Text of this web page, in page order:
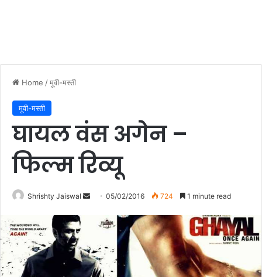
Home /मूवी-मस्ती
मूवी-मस्ती
घायल वंस अगेन –
फिल्म रिव्यू
Shrishty Jaiswal
a
n
05/02/2016 724 1 minute read